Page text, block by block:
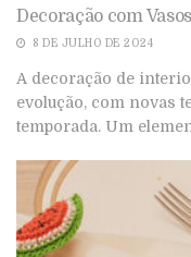
Decoração com
8 DE JULHO DE 2024
A decoração de
evolução, com novas
temporada. Um